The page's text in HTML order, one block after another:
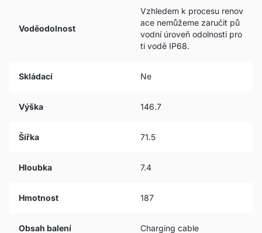
Voděodolnost
Vzhledem k procesu renov
ace nemůžeme zaručit pů
vodní úroveň odolnosti pro
ti vodě IP68.
Skládací Ne
Výška 146.7
Šířka 71.5
Hloubka 7.4
Hmotnost 187
Obsah balení Charging cable